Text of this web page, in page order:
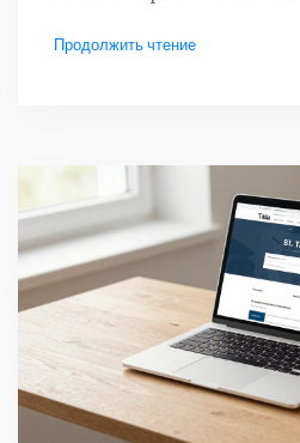
Продолжить чтение